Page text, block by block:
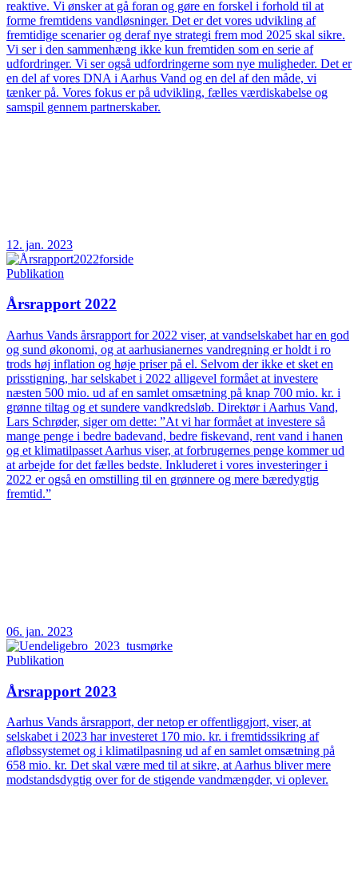
reaktive. Vi ønsker at gå foran og gøre en forskel i forhold til at
forme fremtidens vandløsninger. Det er det vores udvikling af
fremtidige scenarier og deraf nye strategi frem mod 2025 skal sikre.
Vi ser i den sammenhæng ikke kun fremtiden som en serie af
udfordringer. Vi ser også udfordringerne som nye muligheder. Det er
en del af vores DNA i Aarhus Vand og en del af den måde, vi
tænker på. Vores fokus er på udvikling, fælles værdiskabelse og
samspil gennem partnerskaber.
12. jan. 2023
Publikation
Årsrapport 2022
Aarhus Vands årsrapport for 2022 viser, at vandselskabet har en god
og sund økonomi, og at aarhusianernes vandregning er holdt i ro
trods høj inflation og høje priser på el. Selvom der ikke et sket en
prisstigning, har selskabet i 2022 alligevel formået at investere
næsten 500 mio. ud af en samlet omsætning på knap 700 mio. kr. i
grønne tiltag og et sundere vandkredsløb. Direktør i Aarhus Vand,
Lars Schrøder, siger om dette: ”At vi har formået at investere så
mange penge i bedre badevand, bedre fiskevand, rent vand i hanen
og et klimatilpasset Aarhus viser, at forbrugernes penge kommer ud
at arbejde for det fælles bedste. Inkluderet i vores investeringer i
2022 er også en omstilling til en grønnere og mere bæredygtig
fremtid.”
06. jan. 2023
Publikation
Årsrapport 2023
Aarhus Vands årsrapport, der netop er offentliggjort, viser, at
selskabet i 2023 har investeret 170 mio. kr. i fremtidssikring af
afløbssystemet og i klimatilpasning ud af en samlet omsætning på
658 mio. kr. Det skal være med til at sikre, at Aarhus bliver mere
modstandsdygtig over for de stigende vandmængder, vi oplever.